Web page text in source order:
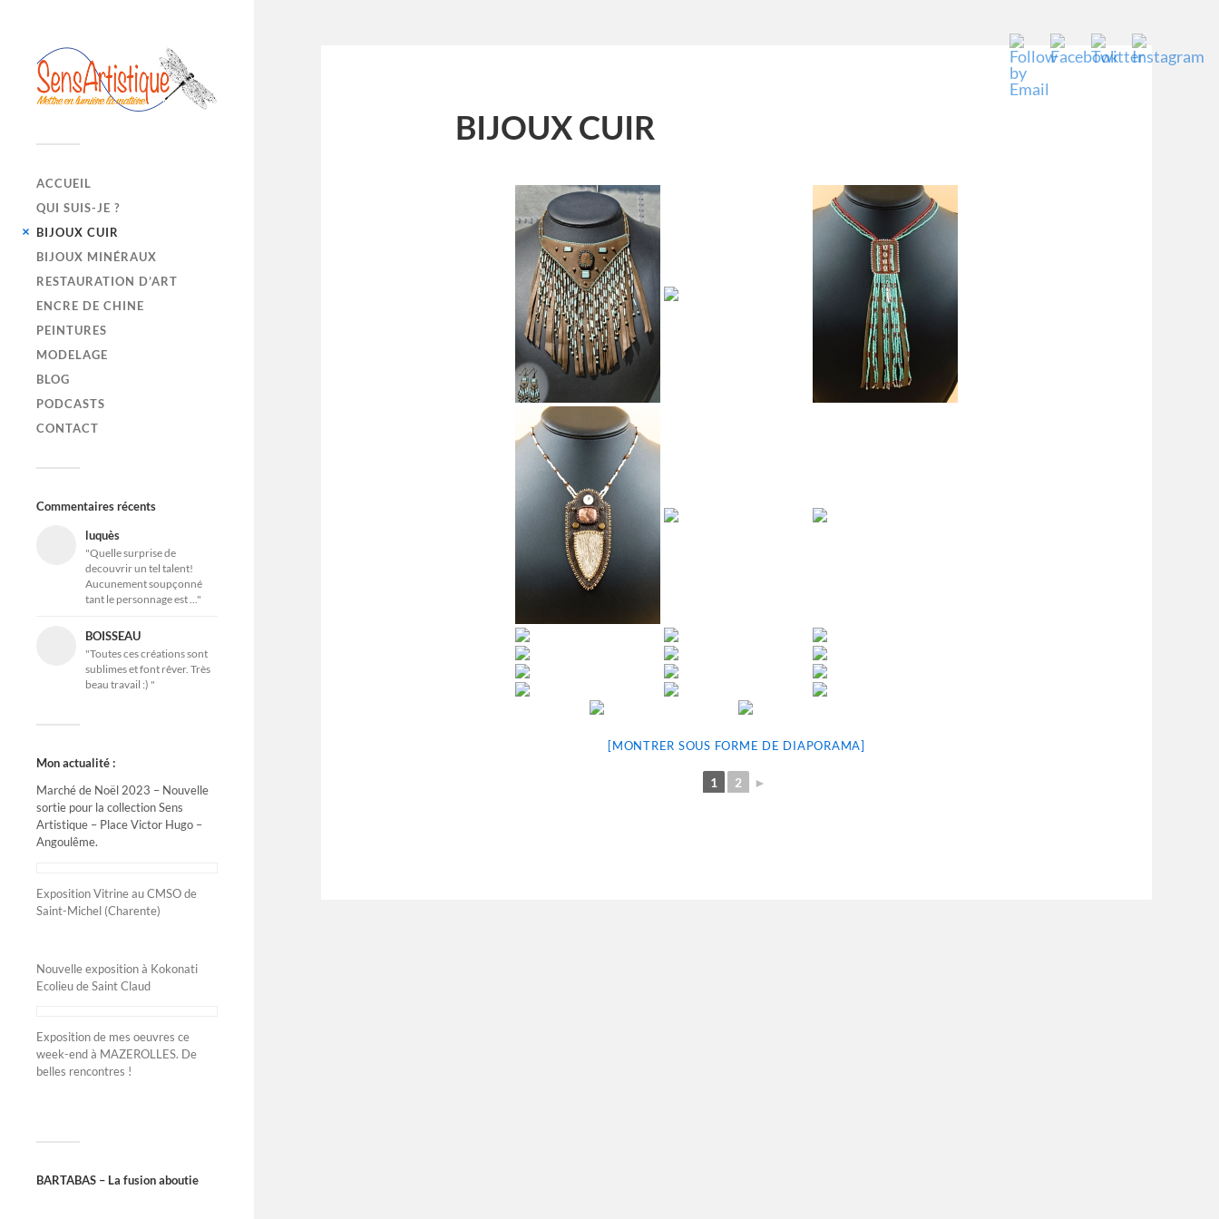
ACCUEIL
QUI SUIS-JE ?
BIJOUX CUIR
BIJOUX MINÉRAUX
RESTAURATION D’ART
ENCRE DE CHINE
PEINTURES
MODELAGE
BLOG
PODCASTS
CONTACT
Commentaires récents
luquès
"Quelle surprise de
decouvrir un tel talent!
Aucunement soupçonné
tant le personnage est ..."
BOISSEAU
"Toutes ces créations sont
sublimes et font rêver. Très
beau travail :) "
Mon actualité :
Marché de Noël 2023 – Nouvelle
sortie pour la collection Sens
Artistique – Place Victor Hugo –
Angoulême.
Exposition Vitrine au CMSO de
Saint-Michel (Charente)
Nouvelle exposition à Kokonati
Ecolieu de Saint Claud
Exposition de mes oeuvres ce
week-end à MAZEROLLES. De
belles rencontres !
BARTABAS – La fusion aboutie
BIJOUX CUIR
[MONTRER SOUS FORME DE DIAPORAMA]
1 2 ►